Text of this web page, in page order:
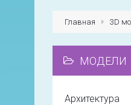
Главная 3D
МОДЕЛИ
Архитектура